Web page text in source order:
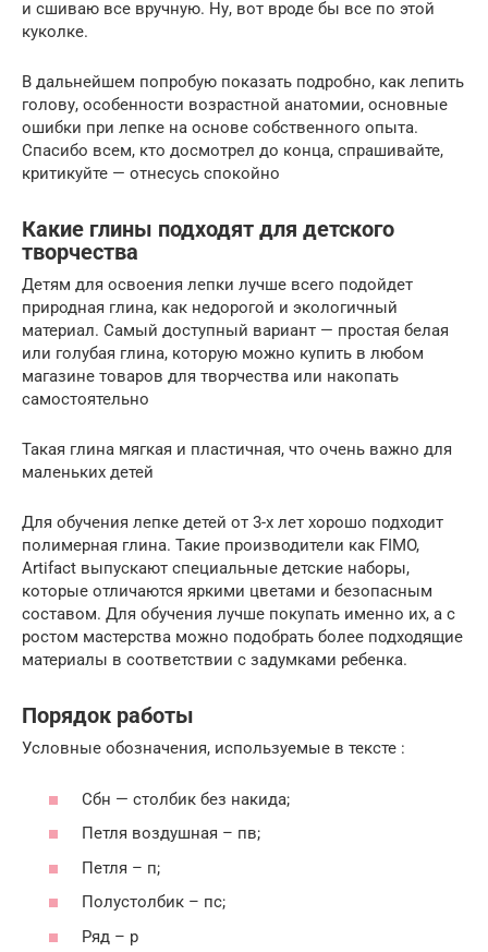
и сшиваю все вручную. Ну, вот вроде бы все по этой
куколке.
В дальнейшем попробую показать подробно, как лепить
голову, особенности возрастной анатомии, основные
ошибки при лепке на основе собственного опыта.
Спасибо всем, кто досмотрел до конца, спрашивайте,
критикуйте — отнесусь спокойно
Какие глины подходят для детского
творчества
Детям для освоения лепки лучше всего подойдет
природная глина, как недорогой и экологичный
материал. Самый доступный вариант — простая белая
или голубая глина, которую можно купить в любом
магазине товаров для творчества или накопать
самостоятельно
Такая глина мягкая и пластичная, что очень важно для
маленьких детей
Для обучения лепке детей от 3-х лет хорошо подходит
полимерная глина. Такие производители как FIMO,
Artifact выпускают специальные детские наборы,
которые отличаются яркими цветами и безопасным
составом. Для обучения лучше покупать именно их, а с
ростом мастерства можно подобрать более подходящие
материалы в соответствии с задумками ребенка.
Порядок работы
Условные обозначения, используемые в тексте :
Сбн — столбик без накида;
Петля воздушная – пв;
Петля – п;
Полустолбик – пс;
Ряд – р